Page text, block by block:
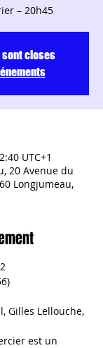
Vendredi 4 février – 20h45
closes
UTC+1
20 Avenue du
Longjumeau,
Gilles Lellouche,
est un